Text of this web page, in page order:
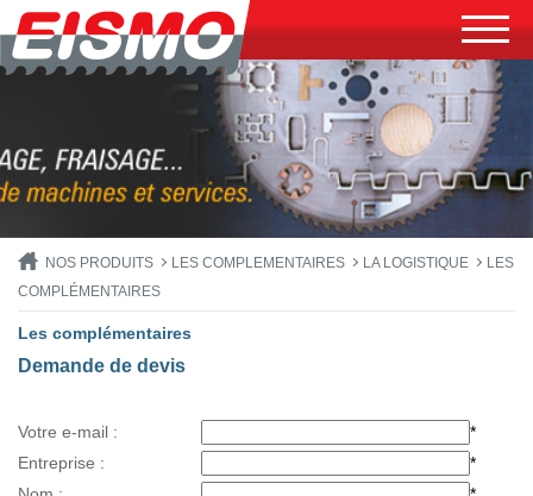
NOS PRODUITS LES COMPLEMENTAIRES LA LOGISTIQUE
LES
COMPLÉMENTAIRES
Les complémentaires
Demande de devis
Votre e-mail :
*
Entreprise :
*